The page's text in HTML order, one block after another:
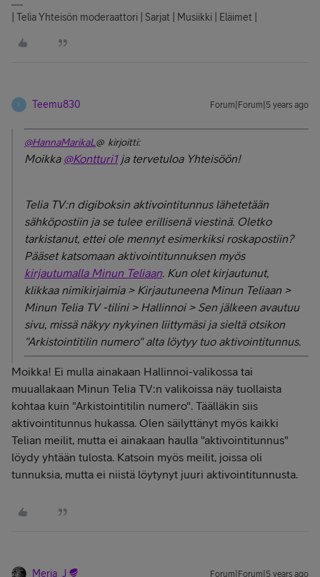
| Telia Yhteisön moderaattori | Sarjat | Musiikki | Eläimet |
T Teemu830 Forum|Forum|5 years ago
@HannaMarikaL @ kirjoitti:
Moikka @Kontturi1ja tervetuloa Yhteisöön!
Telia TV:n digiboksin aktivointitunnus lähetetään
sähköpostiin ja se tulee erillisenä viestinä. Oletko
tarkistanut, ettei ole mennyt esimerkiksi roskapostiin?
Pääset katsomaan aktivointitunnuksen myös
kirjautumalla Minun Teliaan. Kun olet kirjautunut,
klikkaa nimikirjaimia > Kirjautuneena Minun Teliaan >
Minun Telia TV -tilini > Hallinnoi > Sen jälkeen avautuu
sivu, missä näkyy nykyinen liittymäsi ja sieltä otsikon
"Arkistointitilin numero" alta löytyy tuo aktivointitunnus.
Moikka! Ei mulla ainakaan Hallinnoi-valikossa tai
muuallakaan Minun Telia TV:n valikoissa näy tuollaista
kohtaa kuin "Arkistointitilin numero". Täälläkin siis
aktivointitunnus hukassa. Olen säilyttänyt myös kaikki
Telian meilit, mutta ei ainakaan haulla "aktivointitunnus"
löydy yhtään tulosta. Katsoin myös meilit, joissa oli
tunnuksia, mutta ei niistä löytynyt juuri aktivointitunnusta.
Merja_J Forum|Forum|5 years ago